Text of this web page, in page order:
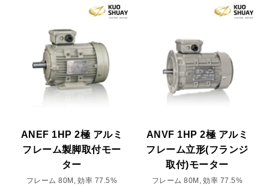
ANEF 1HP 2極 アルミ
フレーム製脚取付モー
ター
フレーム 80M, 効率 77.5%
ANVF 1HP 2極 アルミ
フレーム立形(フランジ
取付)モーター
フレーム 80M, 効率 77.5%